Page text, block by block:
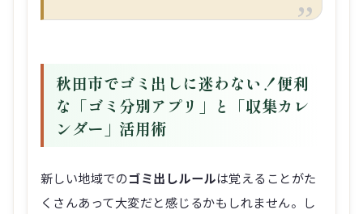
秋田市でゴミ出しに迷わない！便利
な「ゴミ分別アプリ」と「収集カレ
ンダー」活用術
新しい地域でのゴミ出しルールは覚えることがた
くさんあって大変だと感じるかもしれません。し